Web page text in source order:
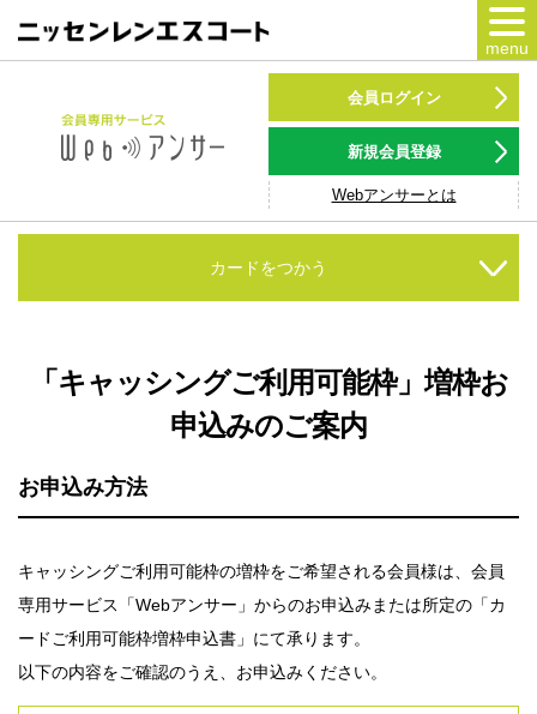
menu
カードをつかう
NSポイント
キャンペーン
サービス
各種ローン
会員ログイン
新規会員登録
Webアンサーとは
カードをつかう
「キャッシングご利用可能枠」増枠お
申込みのご案内
お申込み方法
キャッシングご利用可能枠の増枠をご希望される会員様は、会員
専用サービス「Webアンサー」からのお申込みまたは所定の「カ
ードご利用可能枠増枠申込書」にて承ります。
以下の内容をご確認のうえ、お申込みください。